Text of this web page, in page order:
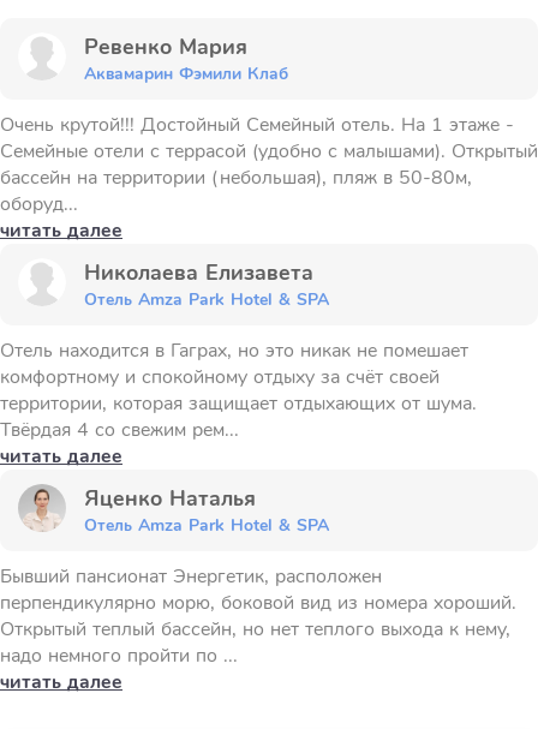
Ревенко Мария
Аквамарин Фэмили Клаб
Очень крутой!!! Достойный Семейный отель. На 1 этаже -
Семейные отели с террасой (удобно с малышами). Открытый
бассейн на территории (небольшая), пляж в 50-80м,
оборуд...
читать далее
Николаева Елизавета
Отель Amza Park Hotel & SPA
Отель находится в Гаграх, но это никак не помешает
комфортному и спокойному отдыху за счёт своей
территории, которая защищает отдыхающих от шума.
Твёрдая 4 со свежим рем...
читать далее
Яценко Наталья
Отель Amza Park Hotel & SPA
Бывший пансионат Энергетик, расположен
перпендикулярно морю, боковой вид из номера хороший.
Открытый теплый бассейн, но нет теплого выхода к нему,
надо немного пройти по ...
читать далее